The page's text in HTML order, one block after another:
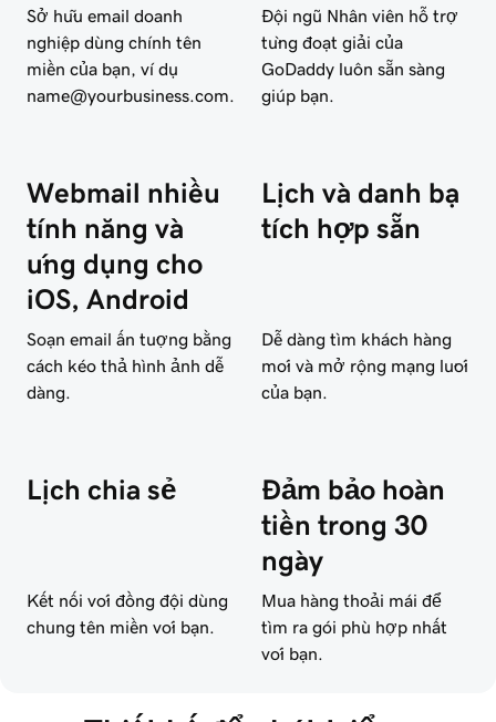
Sở hữu email doanh
nghiệp dùng chính tên
miền của bạn, ví dụ
name@yourbusiness.com.
Đội ngũ Nhân viên hỗ trợ
từng đoạt giải của
GoDaddy luôn sẵn sàng
giúp bạn.
Webmail nhiều
tính năng và
ứng dụng cho
iOS, Android
Soạn email ấn tượng bằng
cách kéo thả hình ảnh dễ
dàng.
Lịch và danh bạ
tích hợp sẵn
Dễ dàng tìm khách hàng
mới và mở rộng mạng lưới
của bạn.
Lịch chia sẻ
Kết nối với đồng đội dùng
chung tên miền với bạn.
Đảm bảo hoàn
tiền trong 30
ngày
Mua hàng thoải mái để
tìm ra gói phù hợp nhất
với bạn.